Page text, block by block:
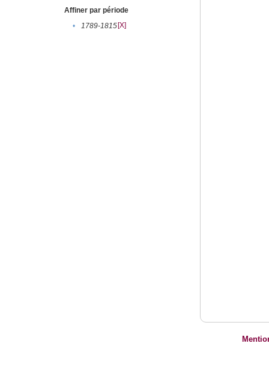
Affiner par période
•
1789-1815[X]